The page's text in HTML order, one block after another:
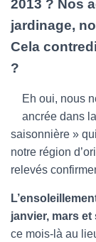
2013 ? Nos
jardinage,
Cela
?
Eh oui, nous
ancrée dans
saisonnière »
notre région
relevés
janvier, mars
ce mois-là au